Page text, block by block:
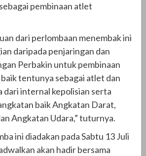
pembinaan atlet
dari perlombaan menembak ini
daripada penjaringan dan
Perbakin untuk pembinaan
tentunya sebagai atlet dan
dari internal kepolisian serta
baik Angkatan Darat,
Angkatan Udara,” tuturnya.
ini diadakan pada Sabtu 13 Juli
akan hadir bersama